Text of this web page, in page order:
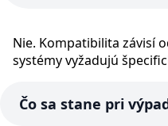
Nie. Kompatibilita závisí
systémy vyžadujú
Čo sa stane pri